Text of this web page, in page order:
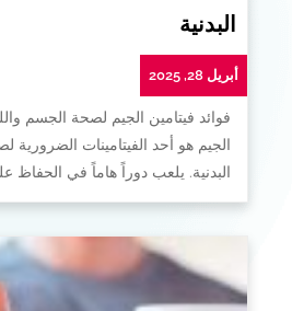
البدنية
أبريل 28, 2025
فوائد فيتامين الجيم لصحة الجسم
الجيم هو أحد الفيتامينات الضرورية
البدنية. يلعب دوراً هاماً في الحفاظ